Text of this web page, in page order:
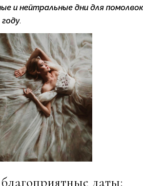
и нейтральные дни для помолвок
году.
даты: